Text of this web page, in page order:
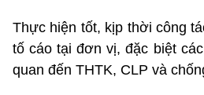
Thực hiện tốt, kịp thời công
tố cáo tại đơn vị, đặc biệt
quan đến THTK, CLP và